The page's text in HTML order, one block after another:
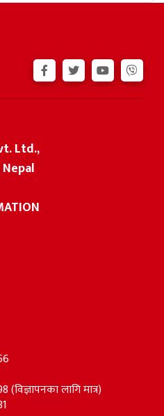
Ltd.,
लागि मात्र)